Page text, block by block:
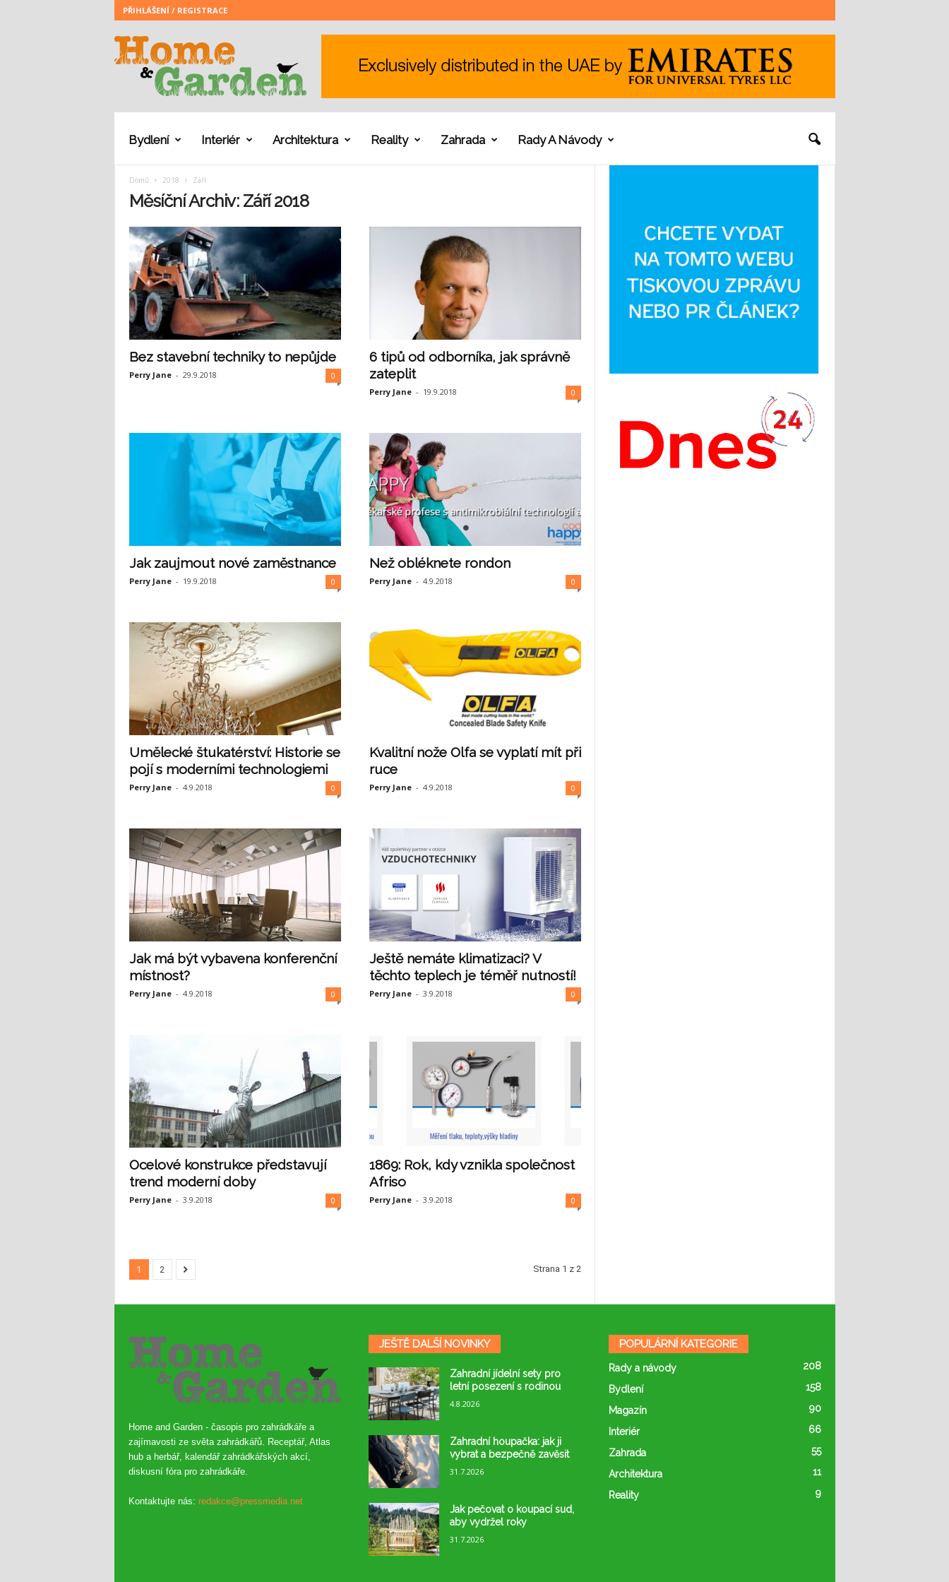
PŘIHLÁŠENÍ / REGISTRACE
m
r
Bydlení Interiér Architektura Reality Zahrada Rady A Návody
Domů 2018 Září
Měsíční Archiv: Září 2018
Bez stavební techniky to nepůjde
Perry Jane - 29.9.2018 0
6 tipů od odborníka, jak správně
zateplit
Perry Jane - 19.9.2018 0
Jak zaujmout nové zaměstnance
Perry Jane - 19.9.2018 0
Než obléknete rondon
Perry Jane - 4.9.2018 0
Umělecké štukatérství: Historie se
pojí s moderními technologiemi
Perry Jane - 4.9.2018 0
Kvalitní nože Olfa se vyplatí mít při
ruce
Perry Jane - 4.9.2018 0
Jak má být vybavena konferenční
místnost?
Perry Jane - 4.9.2018 0
Ještě nemáte klimatizaci? V
těchto teplech je téměř nutností!
Perry Jane - 3.9.2018 0
Ocelové konstrukce představují
trend moderní doby
Perry Jane - 3.9.2018 0
1869: Rok, kdy vznikla společnost
Afriso
Perry Jane - 3.9.2018 0
1 2 Strana 1 z 2
Home and Garden - časopis pro zahrádkáře a
zajímavosti ze světa zahrádkářů. Receptář, Atlas
hub a herbář, kalendář zahrádkářských akcí,
diskusní fóra pro zahrádkáře.
Kontaktujte nás: redakce@pressmedia.net
JEŠTĚ DALŠÍ NOVINKY
Zahradní jídelní sety pro
letní posezení s rodinou
4.8.2026
Zahradní houpačka: jak ji
vybrat a bezpečně zavěsit
31.7.2026
Jak pečovat o koupací sud,
aby vydržel roky
31.7.2026
POPULÁRNÍ KATEGORIE
Rady a návody 208
Bydlení 158
Magazín 90
Interiér 66
Zahrada 55
Architektura 11
Reality 9